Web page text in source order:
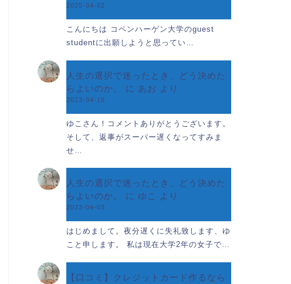
2025-04-02
こんにちは コペンハーゲン大学のguest
studentに出願しようと思ってい…
人生の選択で迷ったとき、どう決めた
らよいのか。
に あお より
2023-04-16
ゆこさん！コメントありがとうございます。
そして、返事がスーパー遅くなってすみま
せ…
人生の選択で迷ったとき、どう決めた
らよいのか。
に ゆこ より
2023-04-03
はじめまして。夜分遅くに失礼致します、ゆ
こと申します。 私は現在大学2年の女子で…
【口コミ】クレジットカード作るなら